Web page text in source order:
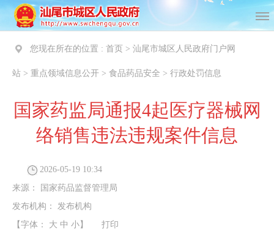
您现在所在的位置 : 首页 > 汕尾市城区人民政府门户网
站 > 重点领域信息公开 > 食品药品安全 > 行政处罚信息
国家药监局通报4起医疗器械网
络销售违法违规案件信息
2026-05-19 10:34
来源：
国家药品监督管理局
发布机构： 发布机构
【字体： 大 中 小 】 打印